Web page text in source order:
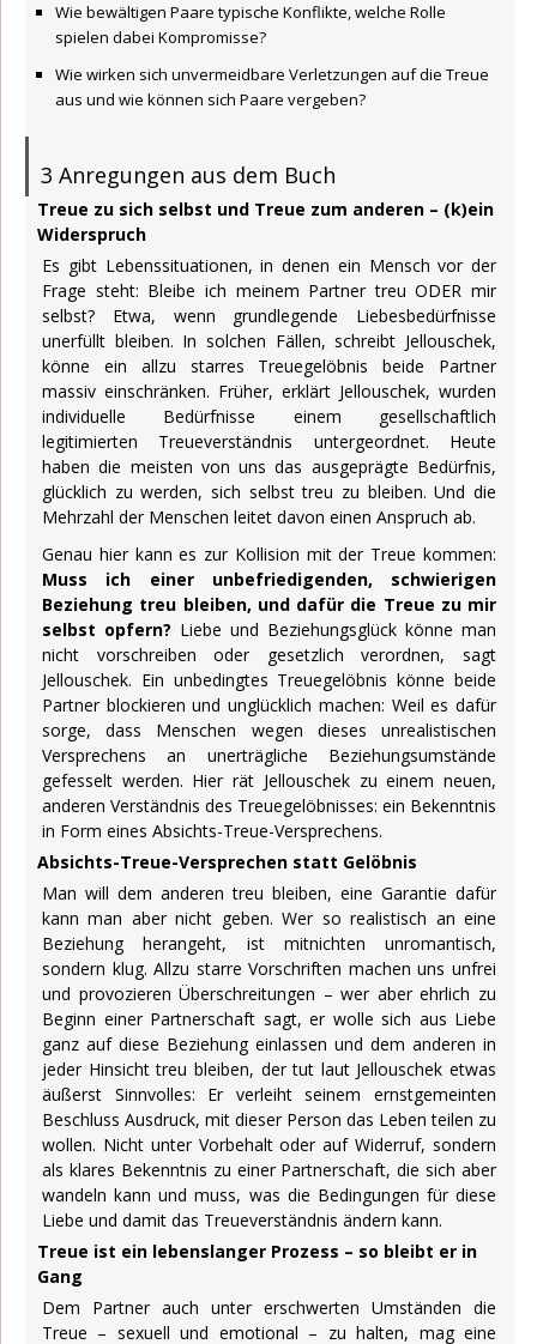
Wie bewältigen Paare typische Konflikte, welche Rolle
spielen dabei Kompromisse?
Wie wirken sich unvermeidbare Verletzungen auf die Treue
aus und wie können sich Paare vergeben?
3 Anregungen aus dem Buch
Treue zu sich selbst und Treue zum anderen – (k)ein
Widerspruch
Es gibt Lebenssituationen, in denen ein Mensch vor der
Frage steht: Bleibe ich meinem Partner treu ODER mir
selbst? Etwa, wenn grundlegende Liebesbedürfnisse
unerfüllt bleiben. In solchen Fällen, schreibt Jellouschek,
könne ein allzu starres Treuegelöbnis beide Partner
massiv einschränken. Früher, erklärt Jellouschek, wurden
individuelle Bedürfnisse einem gesellschaftlich
legitimierten Treueverständnis untergeordnet. Heute
haben die meisten von uns das ausgeprägte Bedürfnis,
glücklich zu werden, sich selbst treu zu bleiben. Und die
Mehrzahl der Menschen leitet davon einen Anspruch ab.
Genau hier kann es zur Kollision mit der Treue kommen:
Muss ich einer unbefriedigenden, schwierigen
Beziehung treu bleiben, und dafür die Treue zu mir
selbst opfern? Liebe und Beziehungsglück könne man
nicht vorschreiben oder gesetzlich verordnen, sagt
Jellouschek. Ein unbedingtes Treuegelöbnis könne beide
Partner blockieren und unglücklich machen: Weil es dafür
sorge, dass Menschen wegen dieses unrealistischen
Versprechens an unerträgliche Beziehungsumstände
gefesselt werden. Hier rät Jellouschek zu einem neuen,
anderen Verständnis des Treuegelöbnisses: ein Bekenntnis
in Form eines Absichts-Treue-Versprechens.
Absichts-Treue-Versprechen statt Gelöbnis
Man will dem anderen treu bleiben, eine Garantie dafür
kann man aber nicht geben. Wer so realistisch an eine
Beziehung herangeht, ist mitnichten unromantisch,
sondern klug. Allzu starre Vorschriften machen uns unfrei
und provozieren Überschreitungen – wer aber ehrlich zu
Beginn einer Partnerschaft sagt, er wolle sich aus Liebe
ganz auf diese Beziehung einlassen und dem anderen in
jeder Hinsicht treu bleiben, der tut laut Jellouschek etwas
äußerst Sinnvolles: Er verleiht seinem ernstgemeinten
Beschluss Ausdruck, mit dieser Person das Leben teilen zu
wollen. Nicht unter Vorbehalt oder auf Widerruf, sondern
als klares Bekenntnis zu einer Partnerschaft, die sich aber
wandeln kann und muss, was die Bedingungen für diese
Liebe und damit das Treueverständnis ändern kann.
Treue ist ein lebenslanger Prozess – so bleibt er in
Gang
Dem Partner auch unter erschwerten Umständen die
Treue – sexuell und emotional – zu halten, mag eine